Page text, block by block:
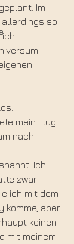
Im
so
ich
mein Flug
nach
Ich
zwar
ich mit dem
komme, aber
keinen
mit meinem